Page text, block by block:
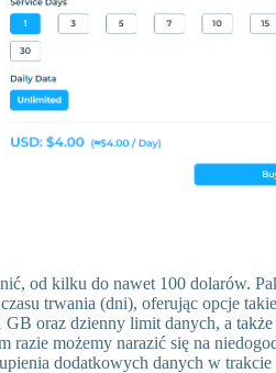
od kilku do nawet 100 dolarów.
trwania (dni), oferując opcje
oraz dzienny limit danych, a także
razie możemy narazić się na
dodatkowych danych w